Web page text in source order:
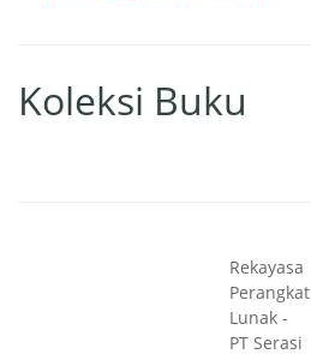
Koleksi Buku
Rekayasa
Perangkat
Lunak -
PT Serasi